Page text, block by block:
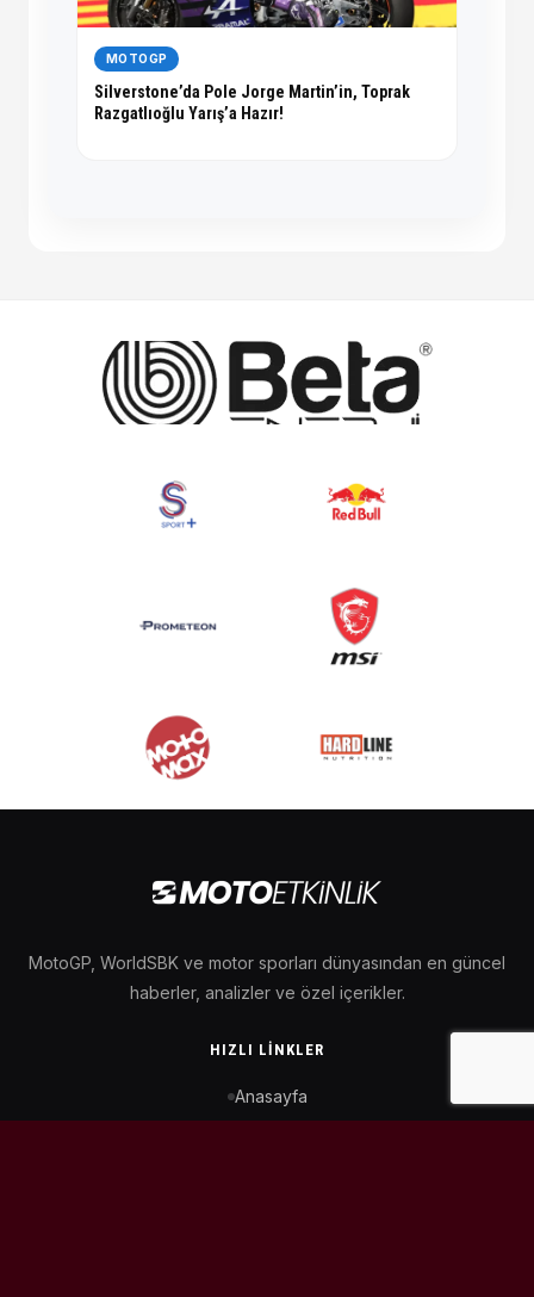
MOTOGP
Silverstone’da Pole Jorge Martin’in, Toprak
Razgatlıoğlu Yarış’a Hazır!
MotoGP, WorldSBK ve motor sporları dünyasından en güncel
haberler, analizler ve özel içerikler.
HIZLI LINKLER
Anasayfa